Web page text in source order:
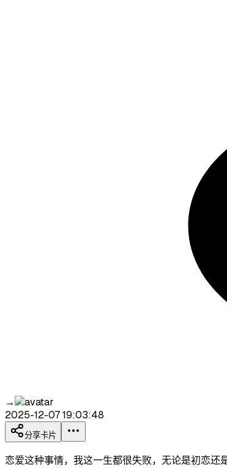
→
2025-12-07 19:03:48
分享卡片
恋爱这种事情，我这一生都很失败，无论是初恋